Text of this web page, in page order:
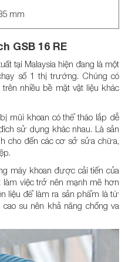
mm
GSB 16 RE
tại Malaysia hiện đang là một
số 1 thị trường. Chúng có
nhiều bề mặt vật liệu khác
mũi khoan có thể tháo lắp dễ
sử dụng khác nhau. Là sản
cho đến các cơ sở sửa chữa,
máy khoan được cải tiến của
việc trở nên mạnh mẽ hơn
liệu để làm ra sản phẩm là từ
su nên khả năng chống va